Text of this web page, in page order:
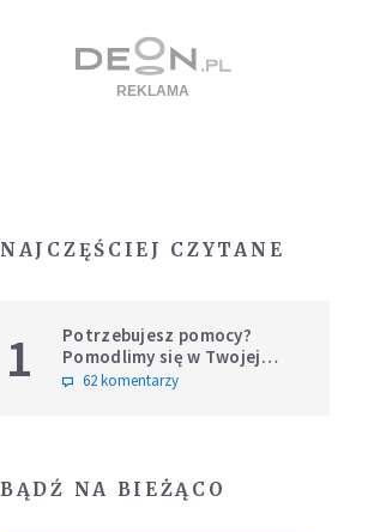
NAJCZĘŚCIEJ CZYTANE
1
Potrzebujesz pomocy?
Pomodlimy się w Twojej
intencji
62 komentarzy
BĄDŹ NA BIEŻĄCO